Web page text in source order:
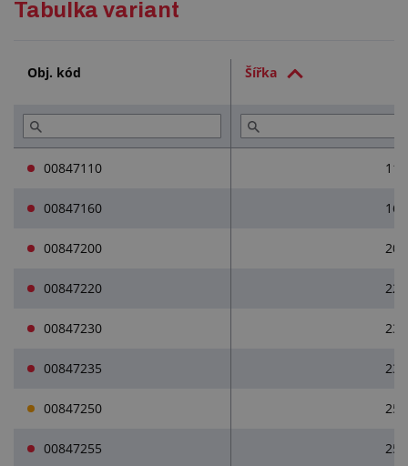
Přečtěte si (1)
Tabulka variant
Obj. kód Šířka
00847110
00847160
00847200
00847220
00847230
00847235
00847250
00847255